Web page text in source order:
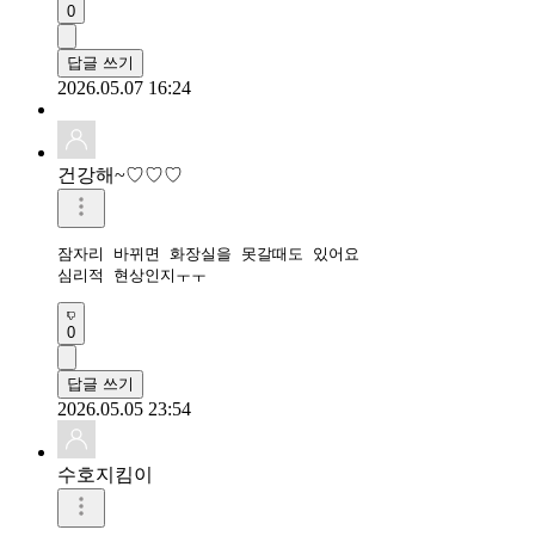
0
답글 쓰기
2026.05.07 16:24
건강해~♡♡♡
잠자리 바뀌면 화장실을 못갈때도 있어요
심리적 현상인지ㅜㅜ
0
답글 쓰기
2026.05.05 23:54
수호지킴이